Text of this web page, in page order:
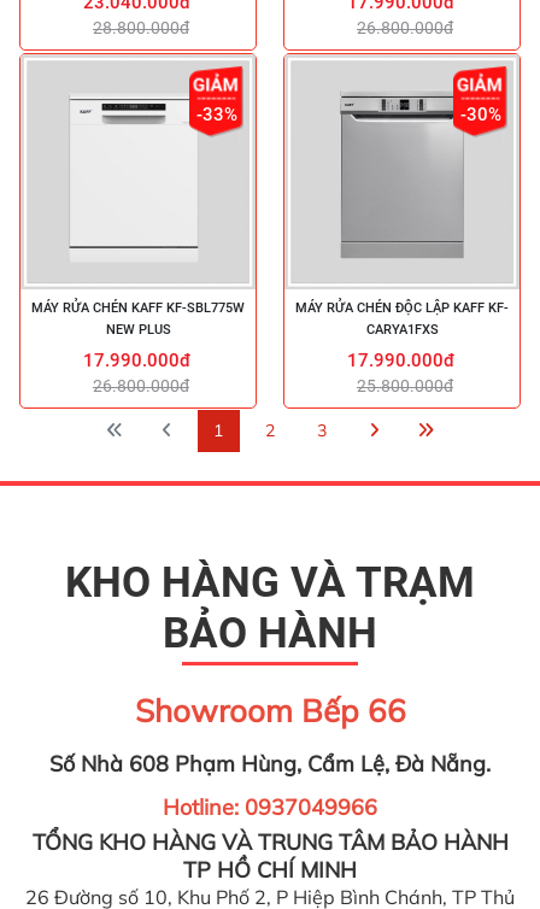
28.800.000đ 26.800.000đ
-33%
MÁY RỬA CHÉN KAFF KF-SBL775W
NEW PLUS
17.990.000đ
26.800.000đ
-30%
MÁY RỬA CHÉN ĐỘC LẬP KAFF KF-
CARYA1FXS
17.990.000đ
25.800.000đ
1 2 3
KHO HÀNG VÀ TRẠM
BẢO HÀNH
Showroom Bếp 66
Số Nhà 608 Phạm Hùng, Cẩm Lệ, Đà Nẵng.
Hotline: 0937049966
TỔNG KHO HÀNG VÀ TRUNG TÂM BẢO HÀNH
TP HỒ CHÍ MINH
26 Đường số 10, Khu Phố 2, P Hiệp Bình Chánh, TP Thủ